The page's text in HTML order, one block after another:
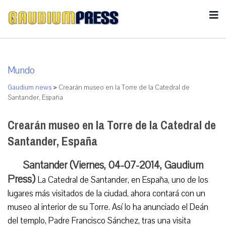
Mundo
Gaudium news > Crearán museo en la Torre de la Catedral de
Santander, España
Crearán museo en la Torre de la Catedral de
Santander, España
Santander (Viernes, 04-07-2014, Gaudium
Press) La Catedral de Santander, en España, uno de los
lugares más visitados de la ciudad, ahora contará con un
museo al interior de su Torre. Así lo ha anunciado el Deán
del templo, Padre Francisco Sánchez, tras una visita